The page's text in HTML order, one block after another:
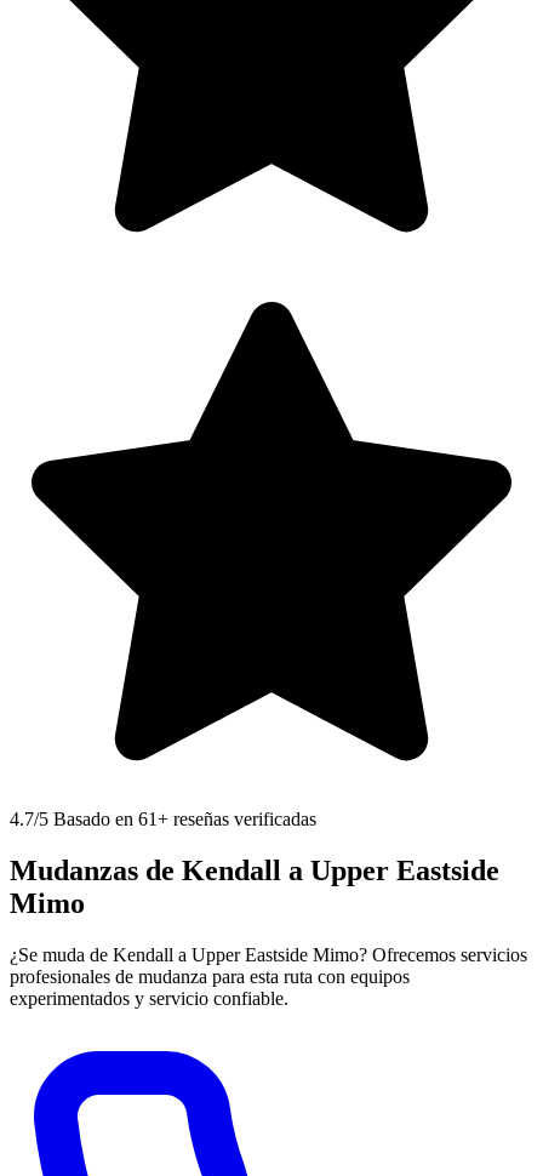
4.7/5 Basado en 61+ reseñas verificadas
Mudanzas de Kendall a Upper Eastside
Mimo
¿Se muda de Kendall a Upper Eastside Mimo? Ofrecemos servicios
profesionales de mudanza para esta ruta con equipos
experimentados y servicio confiable.